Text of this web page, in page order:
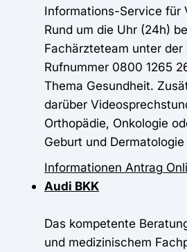
Informations-Service für
Rund um die Uhr (24h)
Fachärzteteam unter der
Rufnummer 0800 1265
Thema Gesundheit.
darüber
Orthopädie, Onkologie
Geburt und
Informationen Antrag
Audi BKK
Das kompetente
und medizinischem